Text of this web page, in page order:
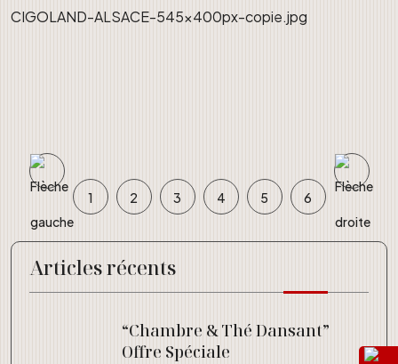
1 2 3 4 5 6
Articles récents
“Chambre & Thé Dansant”
Offre Spéciale